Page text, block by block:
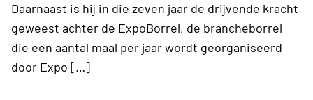
Daarnaast is hij in die zeven jaar de drijvende kracht
geweest achter de ExpoBorrel, de brancheborrel
die een aantal maal per jaar wordt georganiseerd
door Expo […]